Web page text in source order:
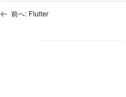
前へ: Flutter